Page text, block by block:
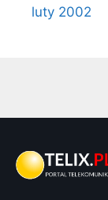
luty 2002